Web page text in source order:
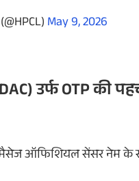
May 9, 2026
उर्फ OTP की
मैसेज ऑफिशियल सेंसर नेम के